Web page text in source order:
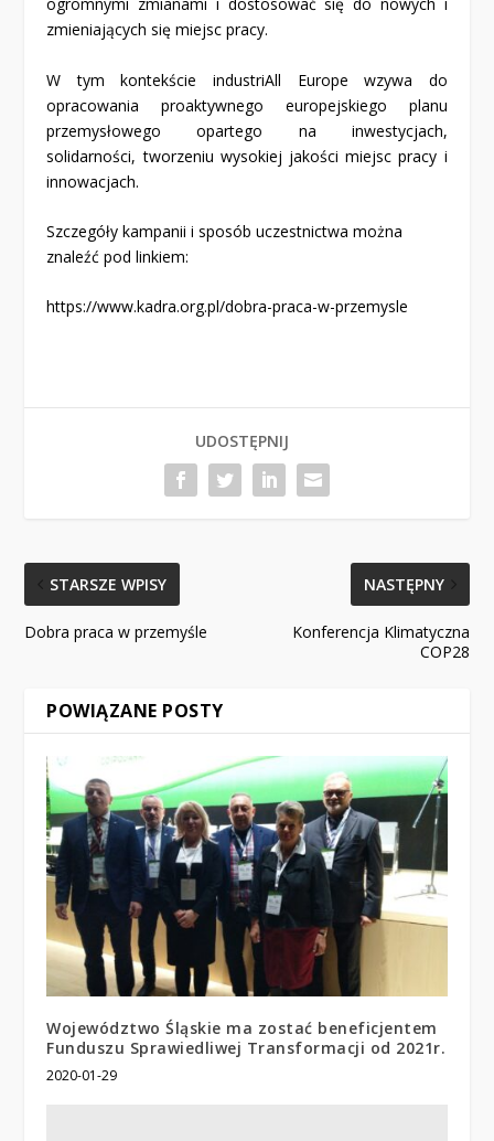
zmieniających się miejsc pracy.
W tym kontekście industriAll Europe wzywa do
opracowania proaktywnego europejskiego planu
przemysłowego opartego na inwestycjach,
solidarności, tworzeniu wysokiej jakości miejsc pracy i
innowacjach.
Szczegóły kampanii i sposób uczestnictwa można
znaleźć pod linkiem:
https://www.kadra.org.pl/dobra-praca-w-przemysle
UDOSTĘPNIJ
STARSZE WPISY
Dobra praca w przemyśle
NASTĘPNY
Konferencja Klimatyczna
COP28
POWIĄZANE POSTY
Województwo Śląskie ma zostać beneficjentem
Funduszu Sprawiedliwej Transformacji od 2021r.
2020-01-29